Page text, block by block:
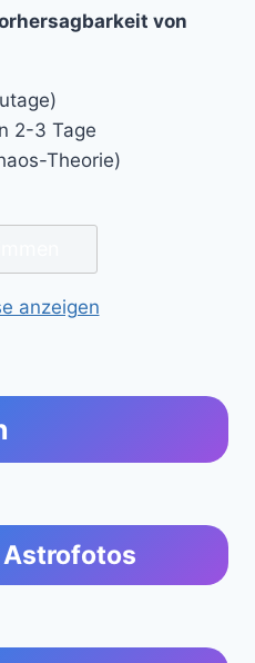
von
2-3 Tage
Theorie)
anzeigen
Astrofotos